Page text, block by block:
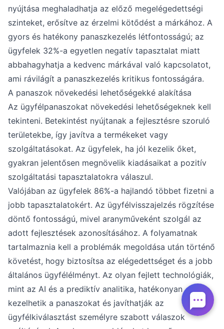
nyújtása meghaladhatja az előző megelégedettségi
szinteket, erősítve az érzelmi kötődést a márkához. A
gyors és hatékony panaszkezelés létfontosságú; az
ügyfelek 32%-a egyetlen negatív tapasztalat miatt
abbahagyhatja a kedvenc márkával való kapcsolatot,
ami rávilágít a panaszkezelés kritikus fontosságára.
A panaszok növekedési lehetőségekké alakítása
Az ügyfélpanaszokat növekedési lehetőségeknek kell
tekinteni. Betekintést nyújtanak a fejlesztésre szoruló
területekbe, így javítva a termékeket vagy
szolgáltatásokat. Az ügyfelek, ha jól kezelik őket,
gyakran jelentősen megnövelik kiadásaikat a pozitív
szolgáltatási tapasztalatokra válaszul.
Valójában az ügyfelek 86%-a hajlandó többet fizetni a
jobb tapasztalatokért. Az ügyfélvisszajelzés rögzítése
döntő fontosságú, mivel aranyműveként szolgál az
adott fejlesztések azonosításához. A folyamatnak
tartalmaznia kell a problémák megoldása után történő
követést, hogy biztosítsa az elégedettséget és a jobb
általános ügyfélélményt. Az olyan fejlett technológiák,
mint az AI és a prediktív analitika, hatékonyan
kezelhetik a panaszokat és javíthatják az
ügyfélkiválasztást személyre szabott válaszok